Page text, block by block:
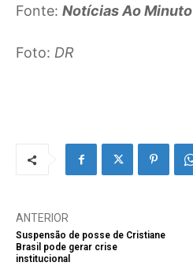
Fonte: Notícias Ao Minuto
Foto: DR
ANTERIOR
Suspensão de posse de Cristiane
Brasil pode gerar crise
institucional